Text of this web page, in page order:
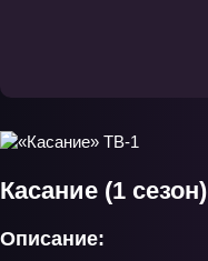
Касание (1 сезон)
Описание: